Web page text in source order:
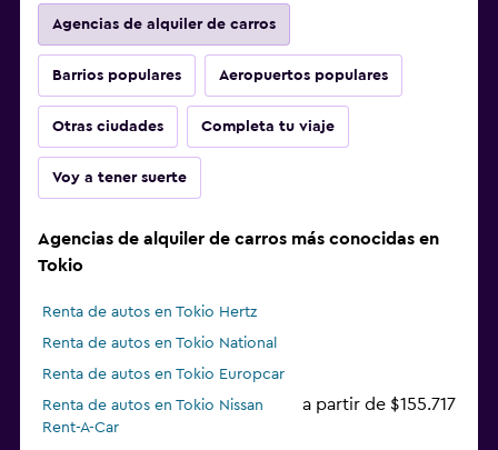
Agencias de alquiler de carros
Barrios populares Aeropuertos populares
Otras ciudades Completa tu viaje
Voy a tener suerte
Agencias de alquiler de carros más conocidas en
Tokio
Renta de autos en Tokio Hertz
Renta de autos en Tokio National
Renta de autos en Tokio Europcar
Renta de autos en Tokio Nissan
Rent-A-Car
a partir de $155.717